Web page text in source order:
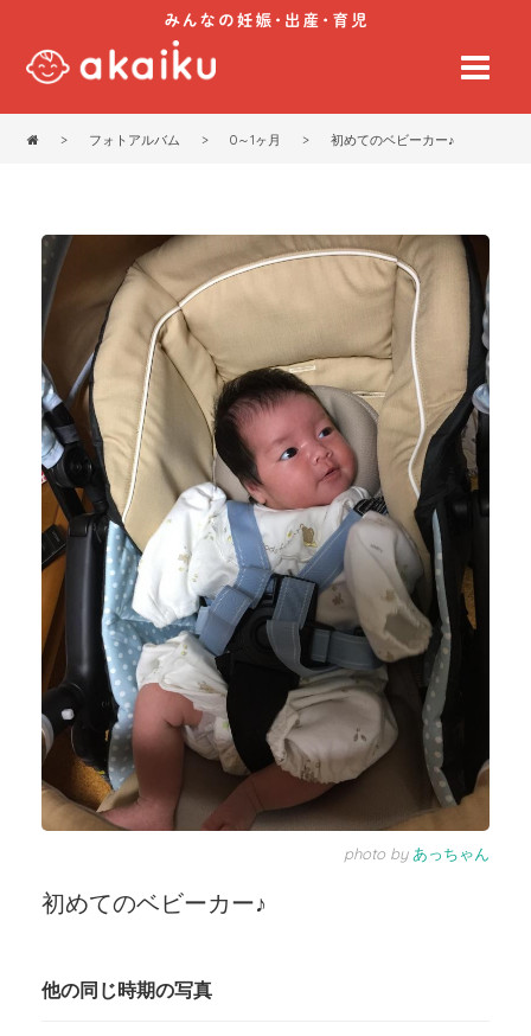
> フォトアルバム > 0～1ヶ月 > 初めてのベビーカー♪
photo by あっちゃん
初めてのベビーカー♪
他の同じ時期の写真